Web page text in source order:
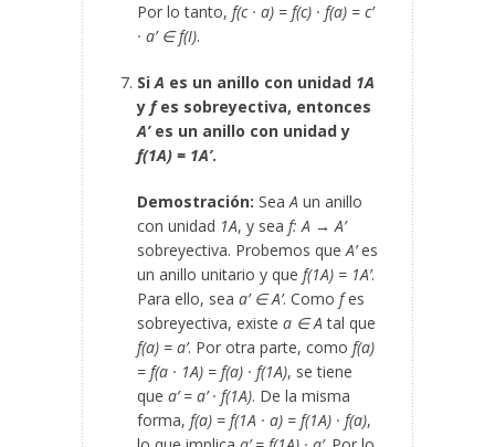
Por lo tanto, f(c · a) = f(c) · f(a) = c’
· a’ ∈ f(I).
SiA es un anillo con unidad 1A
y fes sobreyectiva, entonces
A’es un anillo con unidad y
f(1A) = 1A’.
Demostración: SeaA un anillo
con unidad 1A, y sea f: A → A’
sobreyectiva. Probemos queA’es
un anillo unitario y que f(1A) = 1A’.
Para ello, sea a’ ∈ A’. Como fes
sobreyectiva, existe a ∈ A tal que
f(a) = a’. Por otra parte, como f(a)
= f(a · 1A) = f(a) · f(1A), se tiene
que a’ = a’ · f(1A). De la misma
forma, f(a) = f(1A · a) = f(1A) · f(a),